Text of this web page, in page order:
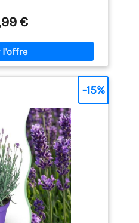
est parfait pour donner
méditerranéenne.
: L'arbuste est à feuillage
donc ses feuilles toute
dans de nombreuses
les oliviers égayent
ENTRETIEN : je nécessite
moi de l’eau de temps en
jours, et j’aurai tout ce
: Cette plante a une hauteur
emballage spécial
est en livraison chez
!
€
-15%